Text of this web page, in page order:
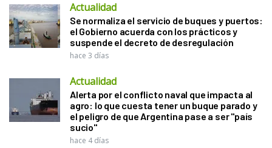
Actualidad
Se normaliza el servicio de buques y puertos:
el Gobierno acuerda con los prácticos y
suspende el decreto de desregulación
hace 3 días
Actualidad
Alerta por el conflicto naval que impacta al
agro: lo que cuesta tener un buque parado y
el peligro de que Argentina pase a ser "país
sucio"
hace 4 días